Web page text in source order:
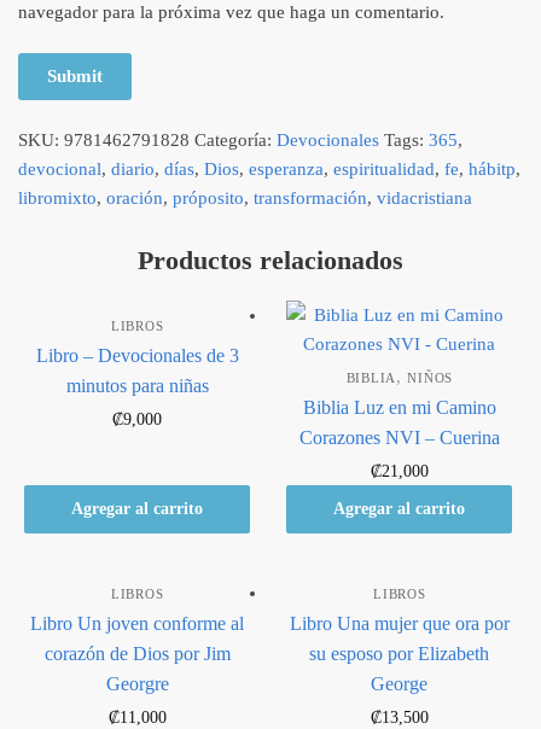
navegador para la próxima vez que haga un comentario.
SKU: 9781462791828 Categoría: Devocionales Tags: 365,
devocional, diario, días, Dios, esperanza, espiritualidad, fe, hábitp,
libromixto, oración, próposito, transformación, vidacristiana
Productos relacionados
LIBROS
Libro – Devocionales de 3
minutos para niñas
₡9,000
Agregar al carrito
BIBLIA ,NIÑOS
Biblia Luz en mi Camino
Corazones NVI – Cuerina
₡21,000
Agregar al carrito
LIBROS
Libro Un joven conforme al
corazón de Dios por Jim
Georgre
₡11,000
LIBROS
Libro Una mujer que ora por
su esposo por Elizabeth
George
₡13,500